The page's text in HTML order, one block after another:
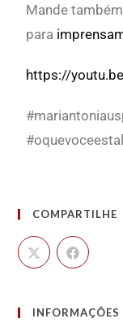
Mande
para
https://
COMPARTILHE
INFORMAÇÕES